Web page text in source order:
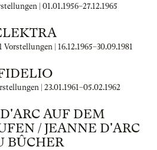
| 01.01.1956–27.12.1965
Vorstellungen | 16.12.1965–30.09.1981
| 23.01.1961–05.02.1962
AUF DEM
/ JEANNE D'ARC
BÛCHER